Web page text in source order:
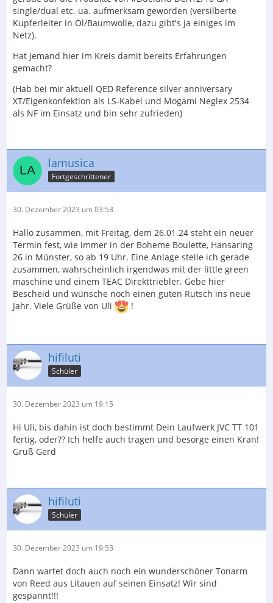
single/dual etc. ua. aufmerksam geworden (versilberte
Kupferleiter in Öl/Baumwolle, dazu gibt's ja einiges im
Netz).
Hat jemand hier im Kreis damit bereits Erfahrungen
gemacht?
(Hab bei mir aktuell QED Reference silver anniversary
XT/Eigenkonfektion als LS-Kabel und Mogami Neglex 2534
als NF im Einsatz und bin sehr zufrieden)
lamusica
Fortgeschrittener
30. Dezember 2023 um 03:53
Hallo zusammen, mit Freitag, dem 26.01.24 steht ein neuer
Termin fest, wie immer in der Boheme Boulette, Hansaring
26 in Münster, so ab 19 Uhr. Eine Anlage stelle ich gerade
zusammen, wahrscheinlich irgendwas mit der little green
maschine und einem TEAC Direkttriebler. Gebe hier
Bescheid und wünsche noch einen guten Rutsch ins neue
Jahr. Viele Grüße von Uli
!
hifiluti
Schüler
30. Dezember 2023 um 19:15
Hi Uli, bis dahin ist doch bestimmt Dein Laufwerk JVC TT 101
fertig, oder?? Ich helfe auch tragen und besorge einen Kran!
Gruß Gerd
hifiluti
Schüler
30. Dezember 2023 um 19:53
Dann wartet doch auch noch ein wunderschöner Tonarm
von Reed aus Litauen auf seinen Einsatz! Wir sind
gespannt!!!